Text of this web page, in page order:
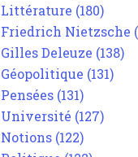
Littérature (180)
Friedrich Nietzsche
Gilles Deleuze (138)
Géopolitique (131)
Pensées (131)
Université (127)
Notions (122)